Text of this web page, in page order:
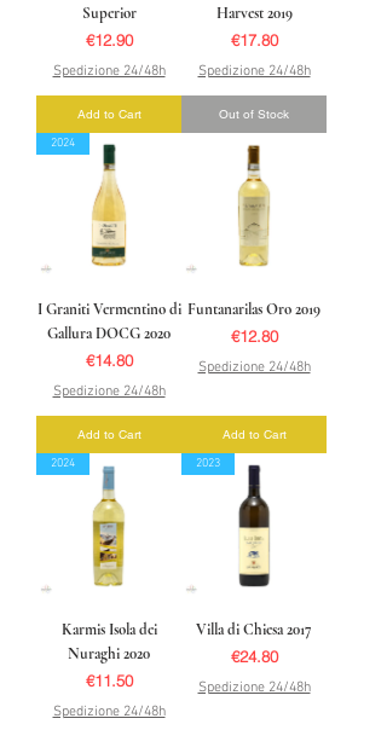
Superior
Price
€12.90
Spedizione 24/48h
Add to Cart
Harvest 2019
Price
€17.80
Spedizione 24/48h
Out of Stock
2024
I Graniti Vermentino di
Gallura DOCG 2020
Price
€14.80
Spedizione 24/48h
Add to Cart
Funtanarilas Oro 2019
Price
€12.80
Spedizione 24/48h
Add to Cart
2024
Karmis Isola dei
Nuraghi 2020
Price
€11.50
Spedizione 24/48h
2023
Villa di Chiesa 2017
Price
€24.80
Spedizione 24/48h